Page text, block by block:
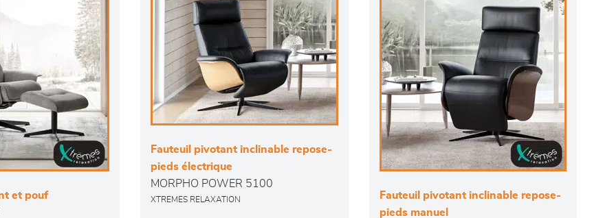
et pouf
Fauteuil pivotant inclinable repose-
pieds électrique
MORPHO POWER 5100
XTREMES RELAXATION
Fauteuil pivotant inclinable repose-
pieds manuel